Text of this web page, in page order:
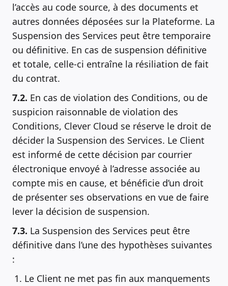
l’accès au code source, à des documents et
autres données déposées sur la Plateforme. La
Suspension des Services peut être temporaire
ou définitive. En cas de suspension définitive
et totale, celle-ci entraîne la résiliation de fait
du contrat.
7.2. En cas de violation des Conditions, ou de
suspicion raisonnable de violation des
Conditions, Clever Cloud se réserve le droit de
décider la Suspension des Services. Le Client
est informé de cette décision par courrier
électronique envoyé à l’adresse associée au
compte mis en cause, et bénéficie d’un droit
de présenter ses observations en vue de faire
lever la décision de suspension.
7.3. La Suspension des Services peut être
définitive dans l’une des hypothèses suivantes
:
Le Client ne met pas fin aux manquements